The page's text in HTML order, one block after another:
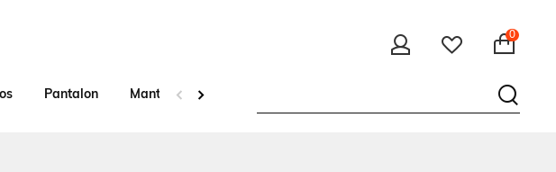
0
Pantalon Manteaux & Vestes